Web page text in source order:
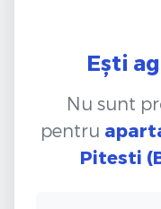
Ești
Nu sunt
pentru
Pitesti